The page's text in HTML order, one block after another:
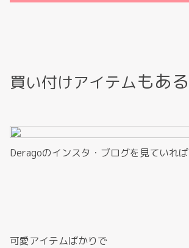
買い付けアイテムもある
Deragoのインスタ・ブログを見ていれば
可愛アイテムばかりで